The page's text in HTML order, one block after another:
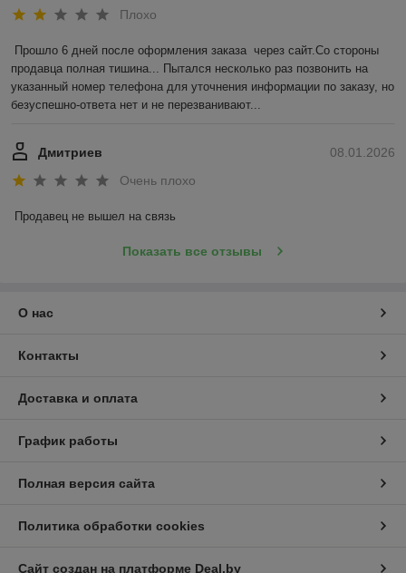
Плохо
Прошло 6 дней после оформления заказа  через сайт.Со стороны
продавца полная тишина... Пытался несколько раз позвонить на
указанный номер телефона для уточнения информации по заказу, но
безуспешно-ответа нет и не перезванивают...
08.01.2026
Дмитриев
Очень плохо
Продавец не вышел на связь
Показать все отзывы
О нас
Контакты
Доставка и оплата
График работы
Полная версия сайта
Политика обработки cookies
Сайт создан на платформе Deal.by